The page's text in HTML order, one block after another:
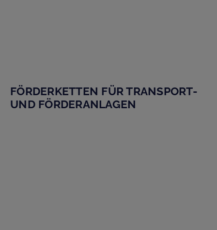
FÖRDERKETTEN FÜR TRANSPORT-
UND FÖRDERANLAGEN